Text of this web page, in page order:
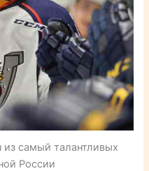
самый талантливых
России